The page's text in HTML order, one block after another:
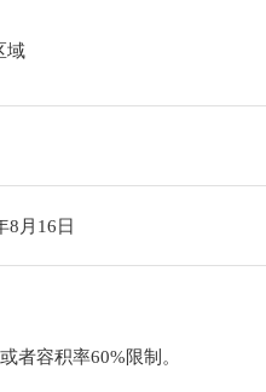
域
8月16日
者容积率60%限制。